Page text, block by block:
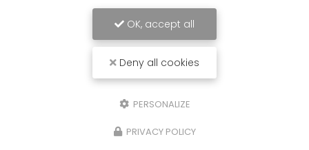
SFM Rieu, Entreprise de terrassement et assainissement à Auch
Mentions légales
Liens utiles
Demande de Devis
OK, accept all
Deny all cookies
PERSONALIZE
PRIVACY POLICY